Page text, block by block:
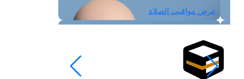
عرض مواقيت الصلاة